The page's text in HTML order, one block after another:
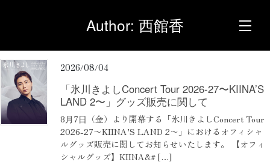
ン
ツ
へ
ス
キ
ー
シ
ョ
ン
に
Author: 西館香
2026/08/04
「氷川きよしConcert Tour 2026-27〜KIINA’S
LAND 2〜」グッズ販売に関して
8⽉7⽇（金）より開幕する「氷川きよしConcert Tour
2026-27〜KIINA’S LAND 2〜」におけるオフィシャ
ルグッズ販売に関してお知らせいたします。 【オフィ
シャルグッズ】KIINA&# […]
トップページ
ニュース